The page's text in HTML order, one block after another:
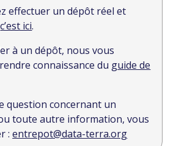
effectuer un dépôt réel et
c’est ici.
à un dépôt, nous vous
connaissance du guide de
question concernant un
toute autre information, vous
:entrepot@data-terra.org